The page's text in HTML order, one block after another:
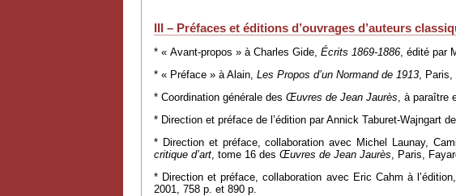
III – Préfaces et éditions d’ouvrages d’auteurs
* « Avant-propos » à Charles Gide, Écrits 1869-1886 , édité par
* « Préface » à Alain, Les Propos d’un Normand de 1913 ,
* Coordination générale des Œuvres de Jean Jaurès , à paraître
* Direction et préface de l’édition par Annick Taburet-Wajngart
* Direction et préface, collaboration avec Michel Launay,
critique d’art , tome 16 des Œuvres de Jean Jaurès , Paris,
* Direction et préface, collaboration avec Eric Cahm à
2001, 758 p. et 890 p.